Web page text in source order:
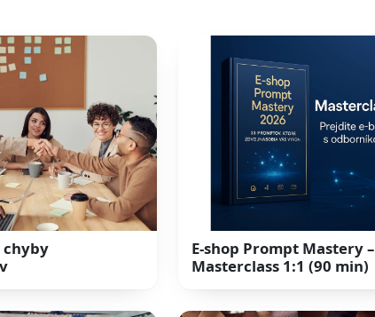
chyby
E-shop Prompt Mastery –
Masterclass 1:1 (90 min)